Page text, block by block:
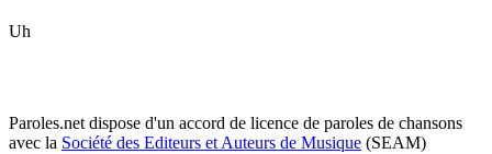
Uh
Paroles.net dispose d'un accord de licence de paroles de chansons
avec la Société des Editeurs et Auteurs de Musique (SEAM)